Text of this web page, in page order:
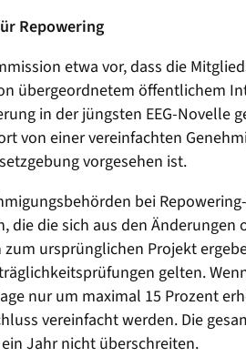
Repowering
etwa vor, dass die
übergeordnetem öffentlichem
in der jüngsten EEG-Novelle
von einer vereinfachten
vorgesehen ist.
bei
die die sich aus den Änderungen
ursprünglichen Projekt
gelten.
nur um maximal 15 Prozent
vereinfacht werden. Die
Jahr nicht überschreiten.